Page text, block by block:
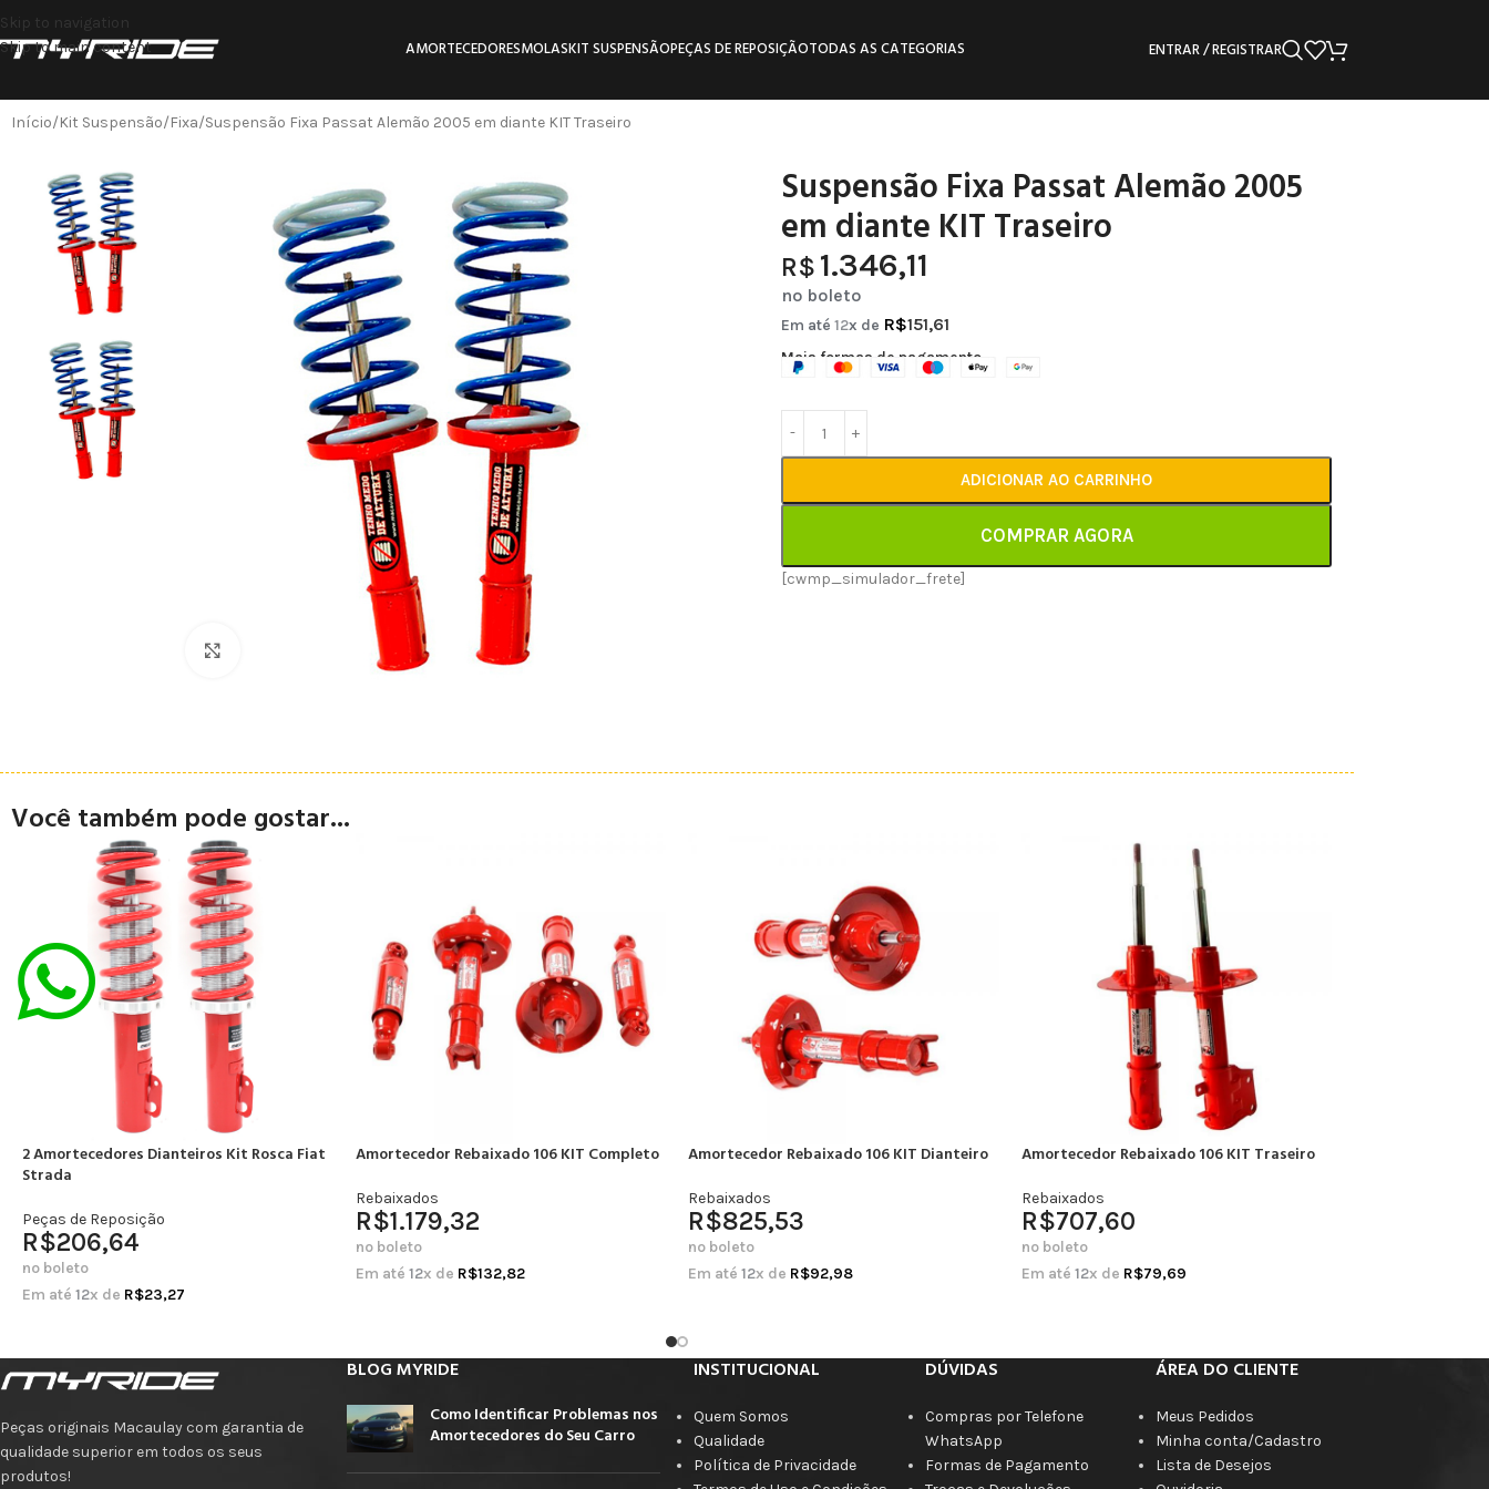
Skip to navigation
Skip to main content
AMORTECEDORESMOLASKIT SUSPENSÃOPEÇAS DE REPOSIÇÃOTODAS AS CATEGORIAS ENTRAR / REGISTRAR
Início Kit Suspensão Fixa Suspensão Fixa Passat Alemão 2005 em diante KIT Traseiro
Suspensão Fixa Passat Alemão 2005
em diante KIT Traseiro
R$ 1.346,11
no boleto
Em até12x de R$151,61
Mais formas de pagamento
ADICIONAR AO CARRINHO
COMPRAR AGORA
[cwmp_simulador_frete]
Você também pode gostar...
2 Amortecedores Dianteiros Kit Rosca Fiat
Strada
Peças de Reposição
R$206,64
no boleto
Em até 12x de R$23,27
Amortecedor Rebaixado 106 KIT Completo
Rebaixados
R$1.179,32
no boleto
Em até 12x de R$132,82
Amortecedor Rebaixado 106 KIT Dianteiro
Rebaixados
R$825,53
no boleto
Em até 12x de R$92,98
Amortecedor Rebaixado 106 KIT Traseiro
Rebaixados
R$707,60
no boleto
Em até 12x de R$79,69
Peças originais Macaulay com garantia de
qualidade superior em todos os seus
produtos!
BLOG MYRIDE
Como Identificar Problemas nos
Amortecedores do Seu Carro
INSTITUCIONAL
Quem Somos
Qualidade
Política de Privacidade
DÚVIDAS
Compras por Telefone
WhatsApp
Formas de Pagamento
ÁREA DO CLIENTE
Meus Pedidos
Minha conta/Cadastro
Lista de Desejos